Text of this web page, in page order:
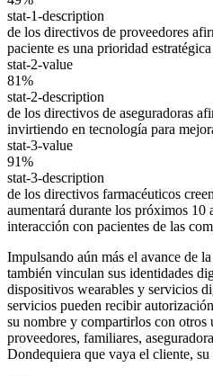
stat-1-description
de los directivos de proveedores
paciente es una prioridad
stat-2-value
81%
stat-2-description
de los directivos de aseguradoras
invirtiendo en tecnología para
stat-3-value
91%
stat-3-description
de los directivos farmacéuticos
aumentará durante los próximos 10
interacción con pacientes de las
Impulsando aún más el avance de
también vinculan sus identidades
dispositivos wearables y servicios
servicios pueden recibir
su nombre y compartirlos con otros
proveedores, familiares,
Dondequiera que vaya el cliente,